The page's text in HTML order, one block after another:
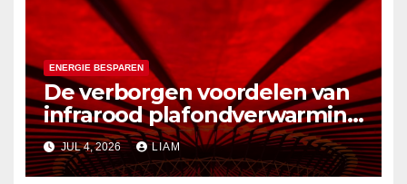
ENERGIE BESPAREN
De verborgen voordelen van
infrarood plafondverwarming
in zomerse bergingen
JUL 4, 2026 LIAM